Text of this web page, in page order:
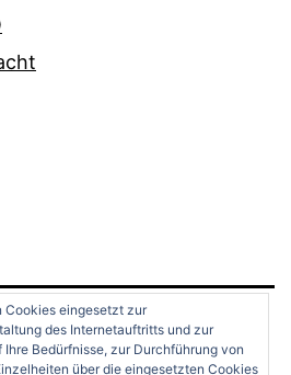
Cookies eingesetzt zur
des Internetauftritts und zur
Bedürfnisse, zur Durchführung von
über die eingesetzten Cookies